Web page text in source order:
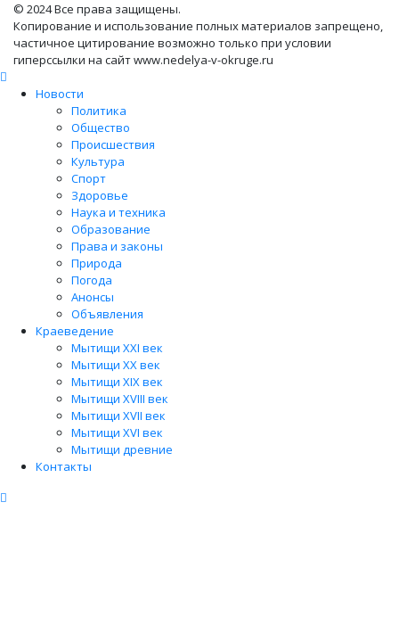
© 2024 Все права защищены.
Копирование и использование полных материалов запрещено,
частичное цитирование возможно только при условии
гиперссылки на сайт www.nedelya-v-okruge.ru
Новости
Политика
Общество
Происшествия
Культура
Спорт
Здоровье
Наука и техника
Образование
Права и законы
Природа
Погода
Анонсы
Объявления
Краеведение
Мытищи XXI век
Мытищи XX век
Мытищи XIX век
Мытищи XVIII век
Мытищи XVII век
Мытищи XVI век
Мытищи древние
Контакты